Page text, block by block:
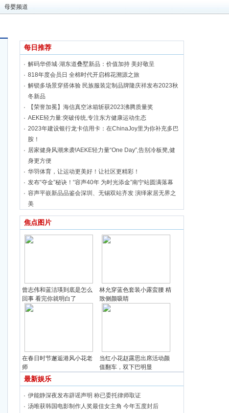
母婴频道
每日推荐
​解码华侨城·湖东道叠墅新品：价值加持 美好敬呈
818年度会员日 全棉时代开启棉花溯源之旅
解锁多场景穿搭体验 民族服装定制品牌隆庆祥发布2023秋
冬新品
【荣誉加冕】海信真空冰箱斩获2023沸腾质量奖
AEKE轻力量:突破传统,专注东方健康运动生态
2023年建设银行龙卡信用卡：在ChinaJoy里为你补充多巴
胺！
居家健身风潮来袭!AEKE轻力量“One Day”,告别冷板凳,健
身更方便
华羽体育，让运动更美好！让社区更精彩！
发布“夺金”秘诀！“容声40年 为时光添金”南宁站圆满落幕
容声平嵌新品品鉴会深圳、无锡双站齐发 演绎家居无界之
美
焦点图片
曾志伟和蓝洁瑛到底是怎么
回事 看完你就明白了
林允穿蓝色套装小露蛮腰 精
致侧颜吸睛
在春日时节邂逅港风小花老
师
当红小花赵露思出席活动颜
值翻车，双下巴明显
最新娱乐
伊能静深夜发布辟谣声明 称已委托律师取证
汤唯获韩国电影制作人奖最佳女主角 今年五度封后